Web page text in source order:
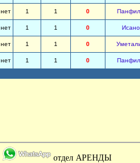
нет 1 1 0
нет 1 1 0
нет 1 1 0
нет 1 1 0
отдел АРЕНДЫ